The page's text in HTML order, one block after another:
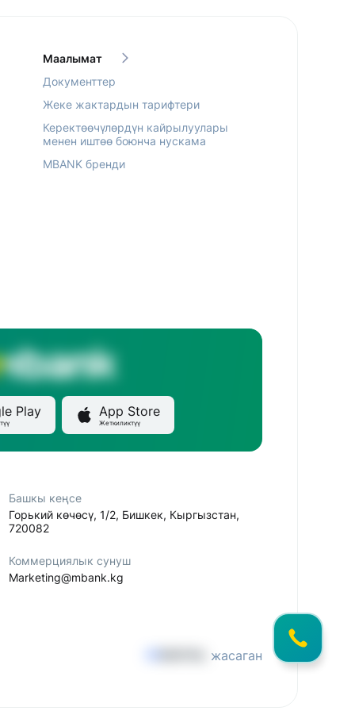
Маалымат
Документтер
Жеке жактардын тарифтери
Керектөөчүлөрдүн кайрылуулары
менен иштөө боюнча нускама
MBANK бренди
Play App Store
Жеткиликтүү
Башкы кеңсе
Горький көчөсү, 1/2, Бишкек, Кыргызстан,
720082
Коммерциялык сунуш
Marketing@mbank.kg
жасаган